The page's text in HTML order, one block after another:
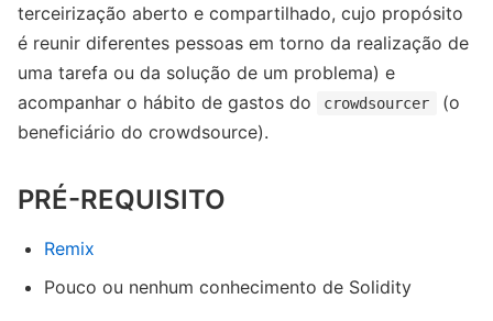
terceirização aberto e compartilhado, cujo propósito
é reunir diferentes pessoas em torno da realização de
uma tarefa ou da solução de um problema) e
acompanhar o hábito de gastos do
crowdsourcer
(o
beneficiário do crowdsource).
PRÉ-REQUISITO
Remix
Pouco ou nenhum conhecimento de Solidity